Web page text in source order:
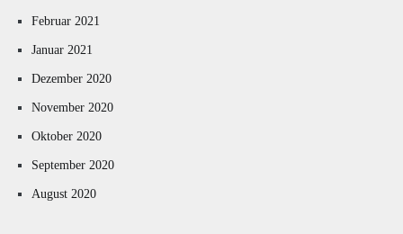
Februar 2021
Januar 2021
Dezember 2020
November 2020
Oktober 2020
September 2020
August 2020